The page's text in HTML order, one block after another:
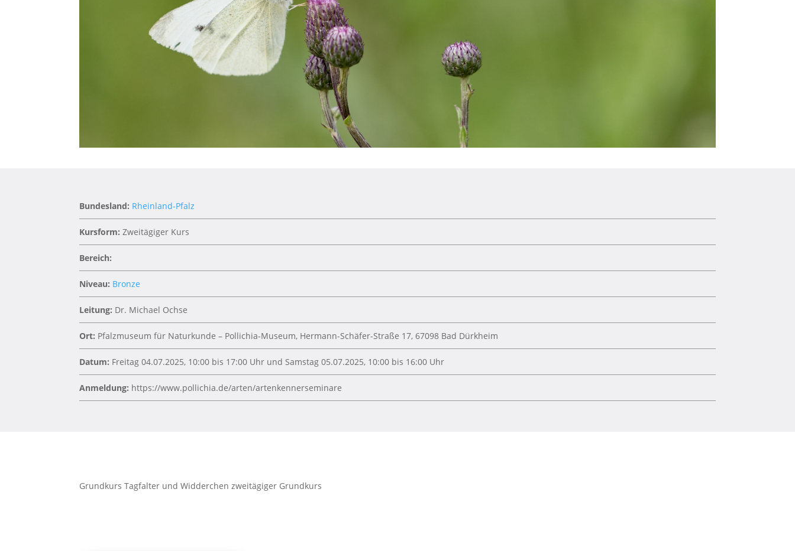
Bundesland: Rheinland-Pfalz
Kursform: Zweitägiger Kurs
Bereich:
Niveau: Bronze
Leitung: Dr. Michael Ochse
Ort: Pfalzmuseum für Naturkunde – Pollichia-Museum, Hermann-Schäfer-Straße 17, 67098 Bad Dürkheim
Datum: Freitag 04.07.2025, 10:00 bis 17:00 Uhr und Samstag 05.07.2025, 10:00 bis 16:00 Uhr
Anmeldung: https://www.pollichia.de/arten/artenkennerseminare
Grundkurs Tagfalter und Widderchen zweitägiger Grundkurs